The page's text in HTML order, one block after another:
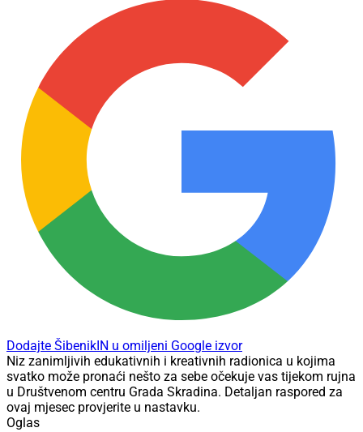
Dodajte ŠibenikIN u omiljeni Google izvor
Niz zanimljivih edukativnih i kreativnih radionica u kojima
svatko može pronaći nešto za sebe očekuje vas tijekom rujna
u Društvenom centru Grada Skradina. Detaljan raspored za
ovaj mjesec provjerite u nastavku.
Oglas